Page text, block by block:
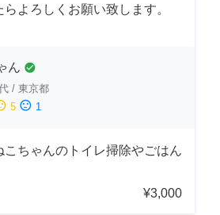
よろしくお願い致します。
ん check_circle
/ 東京都
5 sentiment_dissatisfied 1
こちゃんのトイレ掃除やごはん
¥3,000